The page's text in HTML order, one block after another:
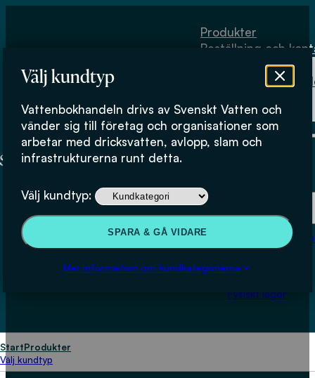
Välj kundtyp
Vattenbokhandeln drivs av Svenskt Vatten och
vänder sig till företag och organisationer som
arbetar med dricksvatten, avlopp, slam och
infrastrukturerna runt detta.
Välj kundtyp:
SPARA & GÅ VIDARE
Mer information om kundkategorierna
Produkter
Beställning och
Fysiskt lager
Beställning och kontakt
Om
Köpvillkor
Fysiskt lager
StartProdukter
Välj kundtyp
Material och åldersfördelning
LADDA NED